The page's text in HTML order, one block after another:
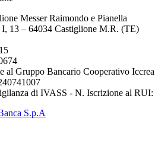
Messer Raimondo e Pianella
13 – 64034 Castiglione M.R. (TE)
al Gruppo Bancario Cooperativo
di IVASS - N. Iscrizione al
S.p.A